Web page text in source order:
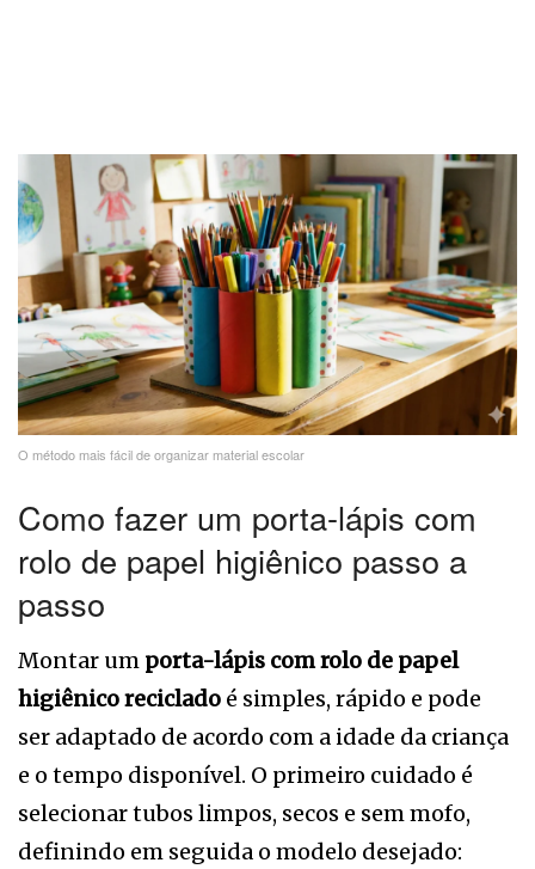
O método mais fácil de organizar material escolar
Como fazer um porta-lápis com
rolo de papel higiênico passo a
passo
Montar um porta-lápis com rolo de papel
higiênico reciclado é simples, rápido e pode
ser adaptado de acordo com a idade da criança
e o tempo disponível. O primeiro cuidado é
selecionar tubos limpos, secos e sem mofo,
definindo em seguida o modelo desejado: